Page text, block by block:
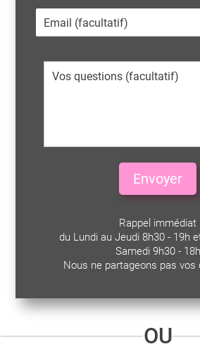
Envoyer
Rappel immédiat
du Lundi au Jeudi 8h30 - 19h
Samedi 9h30 - 18h
Nous ne partageons pas vos
OU